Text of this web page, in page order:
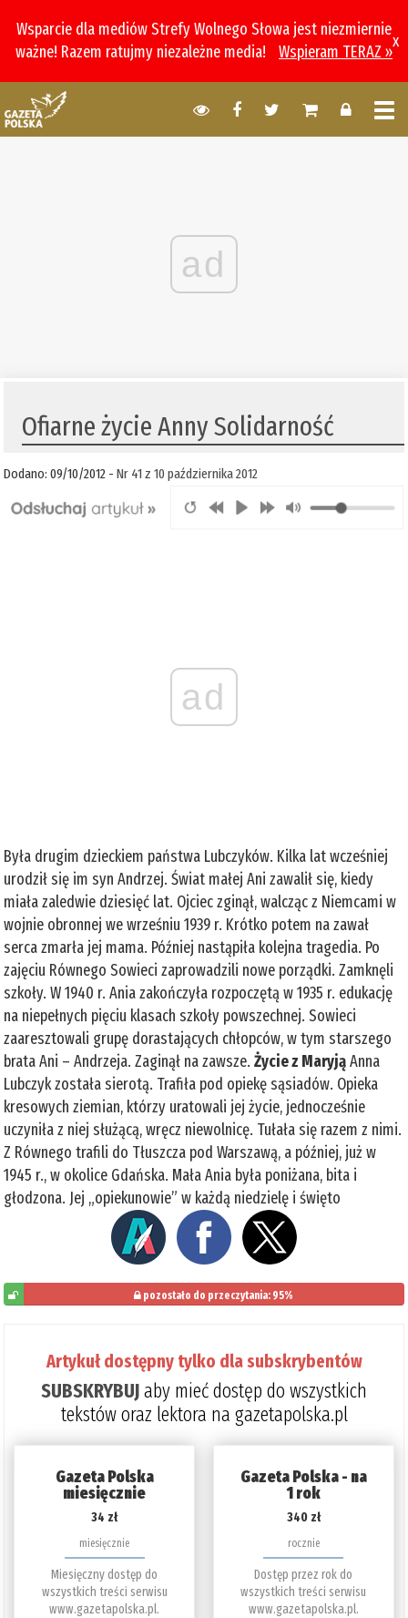
Wsparcie dla mediów Strefy Wolnego Słowa jest niezmiernie
ważne! Razem ratujmy niezależne media!
Wspieram TERAZ »
x
ad
Ofiarne życie Anny Solidarność
Dodano: 09/10/2012 -Nr 41 z 10 października 2012
ad
Była drugim dzieckiem państwa Lubczyków. Kilka lat wcześniej
urodził się im syn Andrzej. Świat małej Ani zawalił się, kiedy
miała zaledwie dziesięć lat. Ojciec zginął, walcząc z Niemcami w
wojnie obronnej we wrześniu 1939 r. Krótko potem na zawał
serca zmarła jej mama. Później nastąpiła kolejna tragedia. Po
zajęciu Równego Sowieci zaprowadzili nowe porządki. Zamknęli
szkoły. W 1940 r. Ania zakończyła rozpoczętą w 1935 r. edukację
na niepełnych pięciu klasach szkoły powszechnej. Sowieci
zaaresztowali grupę dorastających chłopców, w tym starszego
brata Ani – Andrzeja. Zaginął na zawsze.Życie z MaryjąAnna
Lubczyk została sierotą. Trafiła pod opiekę sąsiadów. Opieka
kresowych ziemian, którzy uratowali jej życie, jednocześnie
uczyniła z niej służącą, wręcz niewolnicę. Tułała się razem z nimi.
Z Równego trafili do Tłuszcza pod Warszawą, a później, już w
1945 r., w okolice Gdańska. Mała Ania była poniżana, bita i
głodzona. Jej „opiekunowie” w każdą niedzielę i święto
pozostało do przeczytania: 95%
Artykuł dostępny tylko dla subskrybentów
SUBSKRYBUJaby mieć dostęp do wszystkich
tekstów oraz lektora na gazetapolska.pl
Gazeta Polska
miesięcznie
34 zł
miesięcznie
Miesięczny dostęp do
wszystkich treści serwisu
www.gazetapolska.pl.
Gazeta Polska - na
1 rok
340 zł
rocznie
Dostęp przez rok do
wszystkich treści serwisu
www.gazetapolska.pl.